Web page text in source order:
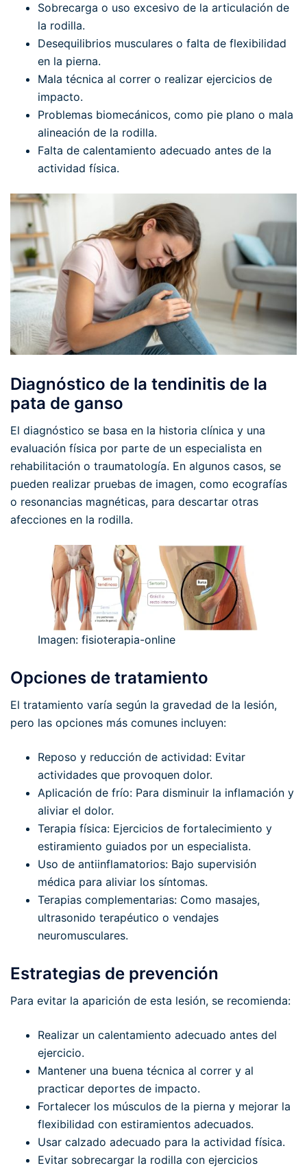
Sobrecarga o uso excesivo de la articulación de
la rodilla.
Desequilibrios musculares o falta de flexibilidad
en la pierna.
Mala técnica al correr o realizar ejercicios de
impacto.
Problemas biomecánicos, como pie plano o mala
alineación de la rodilla.
Falta de calentamiento adecuado antes de la
actividad física.
Diagnóstico de la tendinitis de la
pata de ganso
El diagnóstico se basa en la historia clínica y una
evaluación física por parte de un especialista en
rehabilitación o traumatología. En algunos casos, se
pueden realizar pruebas de imagen, como ecografías
o resonancias magnéticas, para descartar otras
afecciones en la rodilla.
Imagen: fisioterapia-online
Opciones de tratamiento
El tratamiento varía según la gravedad de la lesión,
pero las opciones más comunes incluyen:
Reposo y reducción de actividad: Evitar
actividades que provoquen dolor.
Aplicación de frío: Para disminuir la inflamación y
aliviar el dolor.
Terapia física: Ejercicios de fortalecimiento y
estiramiento guiados por un especialista.
Uso de antiinflamatorios: Bajo supervisión
médica para aliviar los síntomas.
Terapias complementarias: Como masajes,
ultrasonido terapéutico o vendajes
neuromusculares.
Estrategias de prevención
Para evitar la aparición de esta lesión, se recomienda:
Realizar un calentamiento adecuado antes del
ejercicio.
Mantener una buena técnica al correr y al
practicar deportes de impacto.
Fortalecer los músculos de la pierna y mejorar la
flexibilidad con estiramientos adecuados.
Usar calzado adecuado para la actividad física.
Evitar sobrecargar la rodilla con ejercicios